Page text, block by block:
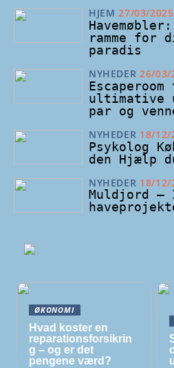
HJEM 27/03/2025
ramme for
paradis
NYHEDER 26/03/
ultimative
par og
NYHEDER 18/12/
Psykolog
den Hjælp
NYHEDER 18/12/
Muldjord
ØKONOMI
Hvad koster en
reparationsforsikrin
g – og er det
pengene værd?